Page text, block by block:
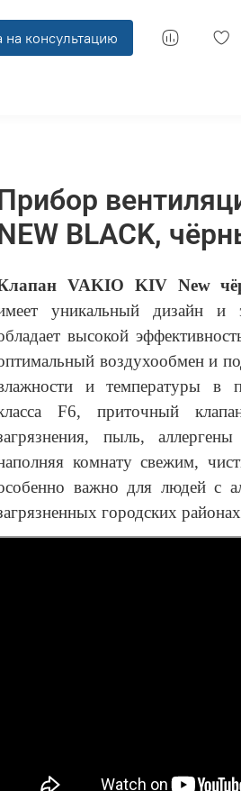
на консультацию
BLACK,
VAKIO KIV New
уникальный дизайн и
высокой
воздухообмен и
и температуры в
F6, приточный
пыль,
комнату свежим,
важно для людей с
городских